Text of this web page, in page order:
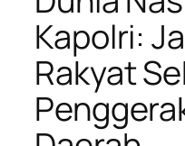
Kapolri:
Rakyat